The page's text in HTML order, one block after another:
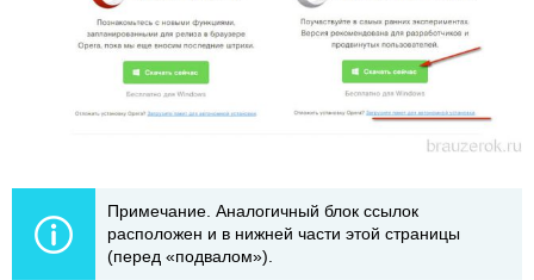
Примечание. Аналогичный блок ссылок
расположен и в нижней части этой страницы
(перед «подвалом»).